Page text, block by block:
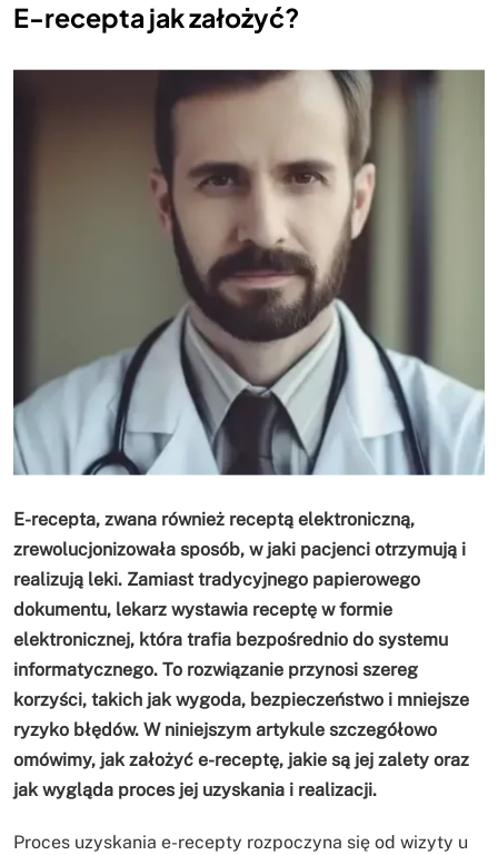
E-recepta jak założyć?
E-recepta, zwana również receptą elektroniczną,
zrewolucjonizowała sposób, w jaki pacjenci otrzymują i
realizują leki. Zamiast tradycyjnego papierowego
dokumentu, lekarz wystawia receptę w formie
elektronicznej, która trafia bezpośrednio do systemu
informatycznego. To rozwiązanie przynosi szereg
korzyści, takich jak wygoda, bezpieczeństwo i mniejsze
ryzyko błędów. W niniejszym artykule szczegółowo
omówimy, jak założyć e-receptę, jakie są jej zalety oraz
jak wygląda proces jej uzyskania i realizacji.
Proces uzyskania e-recepty rozpoczyna się od wizyty u